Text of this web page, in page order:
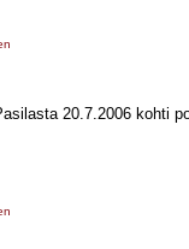
20.7.2006 kohti